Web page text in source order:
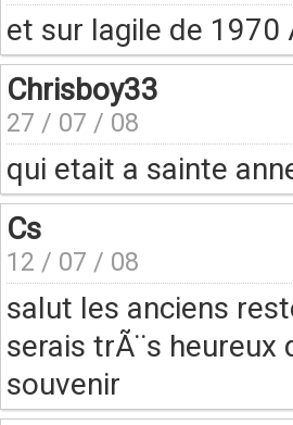
et sur lagile de 1970
Chrisboy33
27 / 07 / 08
qui etait a sainte
Cs
12 / 07 / 08
salut les anciens
serais trÃ¨s
souvenir